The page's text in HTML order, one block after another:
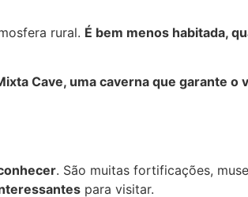
rural. É bem menos habitada,
Cave, uma caverna que garante
. São muitas fortificações,
para visitar.